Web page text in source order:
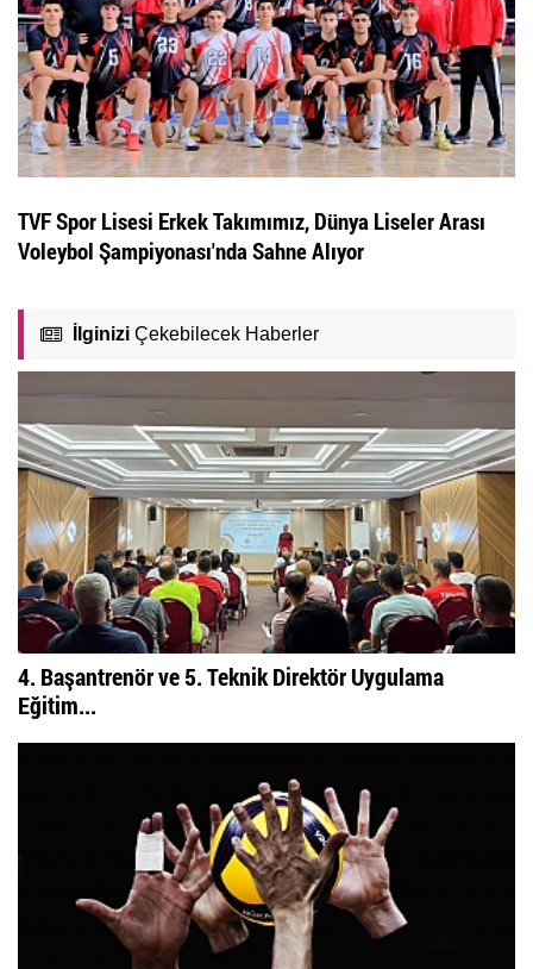
TVF Spor Lisesi Erkek Takımımız, Dünya Liseler Arası
Voleybol Şampiyonası'nda Sahne Alıyor
İlginizi Çekebilecek Haberler
4. Başantrenör ve 5. Teknik Direktör Uygulama
Eğitim...